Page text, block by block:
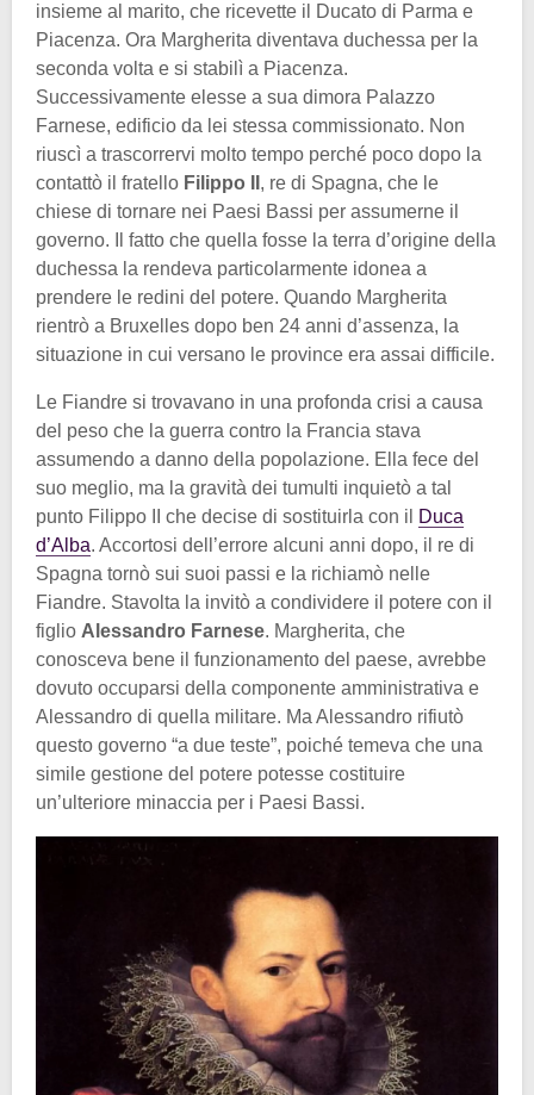
insieme al marito, che ricevette il Ducato di Parma e
Piacenza. Ora Margherita diventava duchessa per la
seconda volta e si stabilì a Piacenza.
Successivamente elesse a sua dimora Palazzo
Farnese, edificio da lei stessa commissionato. Non
riuscì a trascorrervi molto tempo perché poco dopo la
contattò il fratello Filippo II , re di Spagna, che le
chiese di tornare nei Paesi Bassi per assumerne il
governo. Il fatto che quella fosse la terra d’origine della
duchessa la rendeva particolarmente idonea a
prendere le redini del potere. Quando Margherita
rientrò a Bruxelles dopo ben 24 anni d’assenza, la
situazione in cui versano le province era assai difficile.
Le Fiandre si trovavano in una profonda crisi a causa
del peso che la guerra contro la Francia stava
assumendo a danno della popolazione. Ella fece del
suo meglio, ma la gravità dei tumulti inquietò a tal
punto Filippo II che decise di sostituirla con il
Duca
d’Alba. Accortosi dell’errore alcuni anni dopo, il re di
Spagna tornò sui suoi passi e la richiamò nelle
Fiandre. Stavolta la invitò a condividere il potere con il
figlio Alessandro Farnese. Margherita, che
conosceva bene il funzionamento del paese, avrebbe
dovuto occuparsi della componente amministrativa e
Alessandro di quella militare. Ma Alessandro rifiutò
questo governo “a due teste”, poiché temeva che una
simile gestione del potere potesse costituire
un’ulteriore minaccia per i Paesi Bassi.